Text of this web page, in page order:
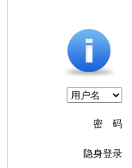
密 码
隐身登录